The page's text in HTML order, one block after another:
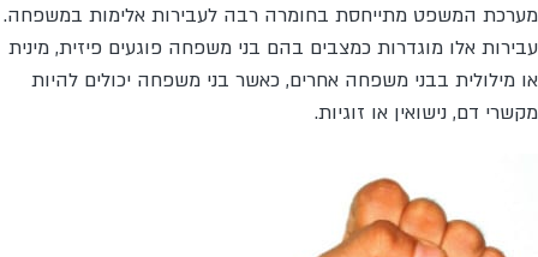
מערכת המשפט מתייחסת בחומרה רבה לעבירות אלימות במשפחה.
עבירות אלו מוגדרות כמצבים בהם בני משפחה פוגעים פיזית, מינית
או מילולית בבני משפחה אחרים, כאשר בני משפחה יכולים להיות
מקשרי דם, נישואין או זוגיות.